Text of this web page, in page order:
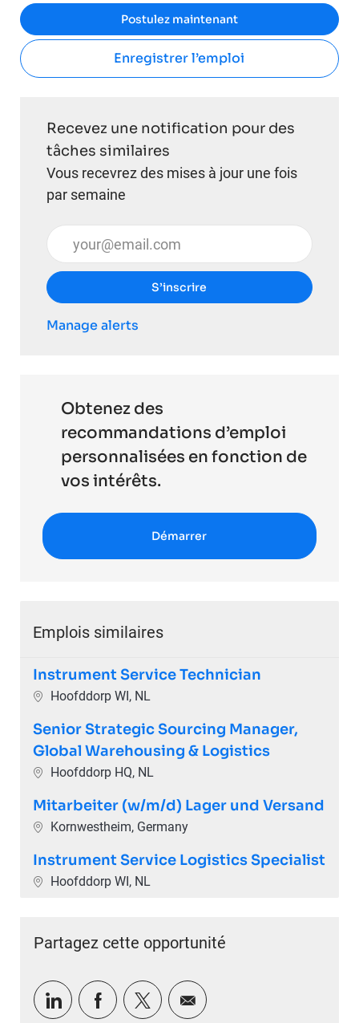
Postulez maintenant
Enregistrer l’emploi
Recevez une notification pour des
tâches similaires
Vous recevrez des mises à jour une fois
par semaine
Entrez l’adresse e-mail (obligatoire)
S’inscrire
Manage alerts
Obtenez des
recommandations d’emploi
personnalisées en fonction de
vos intérêts.
Démarrer
Emplois similaires
Instrument Service Technician
Emplacement
Hoofddorp WI, NL
Senior Strategic Sourcing Manager,
Global Warehousing & Logistics
Emplacement
Hoofddorp HQ, NL
Mitarbeiter (w/m/d) Lager und Versand
Emplacement
Kornwestheim, Germany
Instrument Service Logistics Specialist
Emplacement
Hoofddorp WI, NL
Partagez cette opportunité
Partager via LinkedIn
Partager via Facebook
Partager via twitter
Partager par e-mail